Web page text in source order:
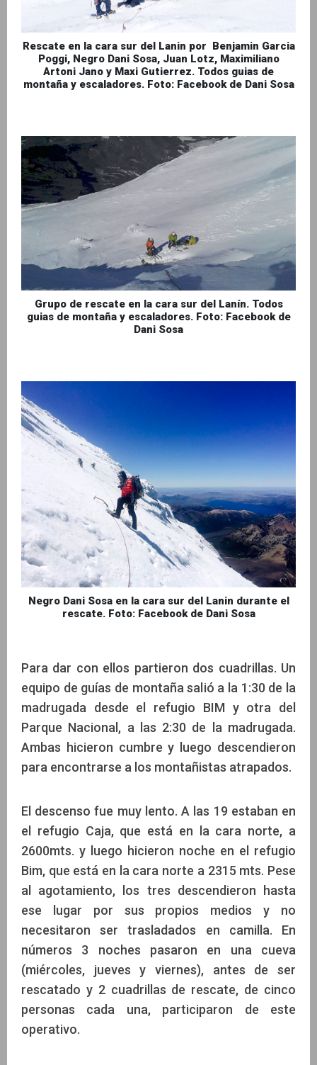
Rescate en la cara sur del Lanin por Benjamin Garcia
Poggi, Negro Dani Sosa, Juan Lotz, Maximiliano
Artoni Jano y Maxi Gutierrez. Todos guias de
montaña y escaladores. Foto: Facebook de Dani Sosa
Grupo de rescate en la cara sur del Lanín. Todos
guias de montaña y escaladores. Foto: Facebook de
Dani Sosa
Negro Dani Sosa en la cara sur del Lanin durante el
rescate. Foto: Facebook de Dani Sosa
Para dar con ellos partieron dos cuadrillas. Un
equipo de guías de montaña salió a la 1:30 de la
madrugada desde el refugio BIM y otra del
Parque Nacional, a las 2:30 de la madrugada.
Ambas hicieron cumbre y luego descendieron
para encontrarse a los montañistas atrapados.
El descenso fue muy lento. A las 19 estaban en
el refugio Caja, que está en la cara norte, a
2600mts. y luego hicieron noche en el refugio
Bim, que está en la cara norte a 2315 mts. Pese
al agotamiento, los tres descendieron hasta
ese lugar por sus propios medios y no
necesitaron ser trasladados en camilla. En
números 3 noches pasaron en una cueva
(miércoles, jueves y viernes), antes de ser
rescatado y 2 cuadrillas de rescate, de cinco
personas cada una, participaron de este
operativo.